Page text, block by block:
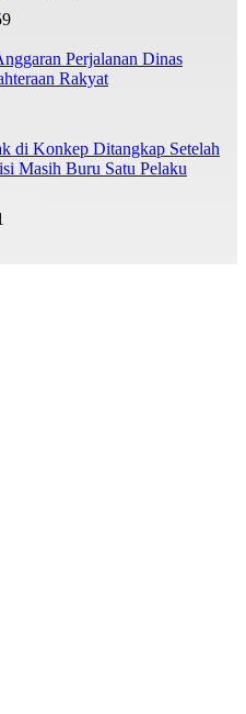
Perjalanan Dinas
Rakyat
di Konkep Ditangkap Setelah
Masih Buru Satu Pelaku